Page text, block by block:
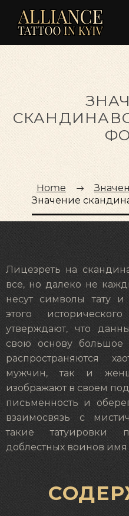
Home
Значение
Лицезреть на
все, но далеко не
несут символы тату и
этого
утверждают, что
свою основу большое
распространяются
мужчин, так и
изображают в своем
письменность и
взаимосвязь с
такие татуировки
доблестных воинов имя